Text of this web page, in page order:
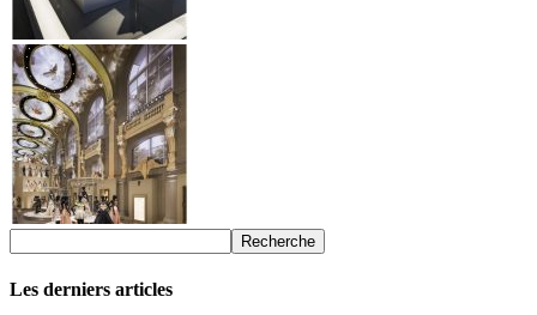
Les derniers articles